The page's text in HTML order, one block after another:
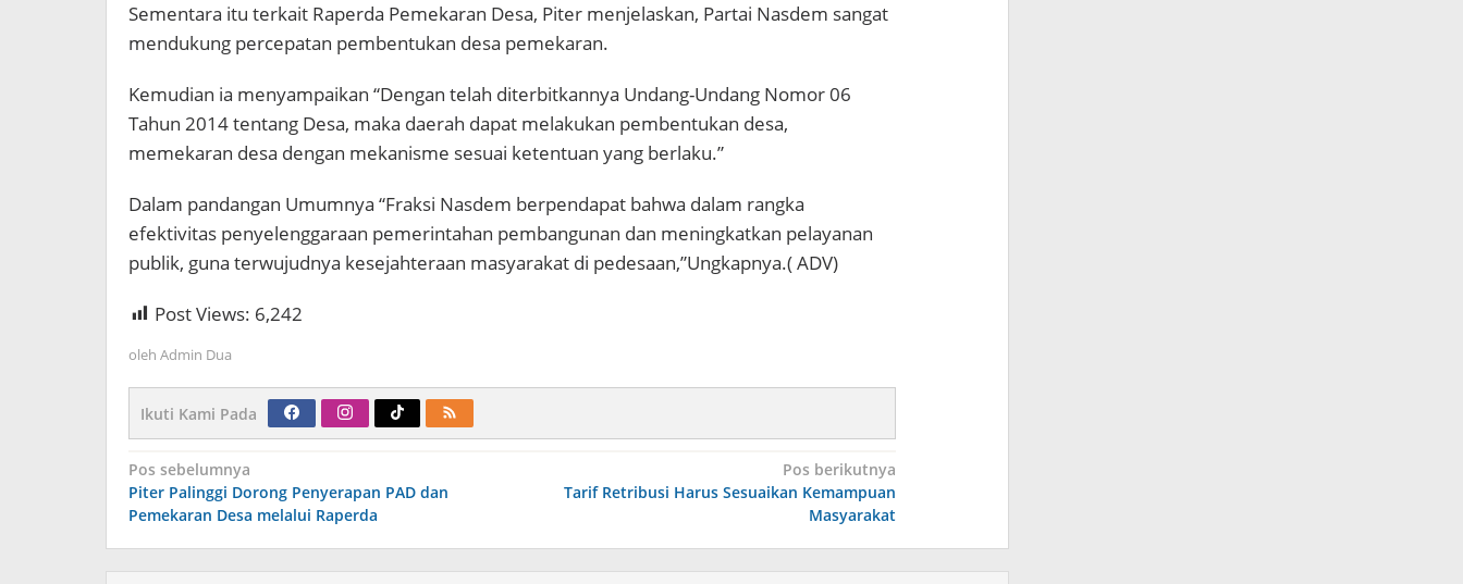
Sementara itu terkait Raperda Pemekaran Desa, Piter menjelaskan, Partai Nasdem sangat
mendukung percepatan pembentukan desa pemekaran.
Kemudian ia menyampaikan “Dengan telah diterbitkannya Undang-Undang Nomor 06
Tahun 2014 tentang Desa, maka daerah dapat melakukan pembentukan desa,
memekaran desa dengan mekanisme sesuai ketentuan yang berlaku.”
Dalam pandangan Umumnya “Fraksi Nasdem berpendapat bahwa dalam rangka
efektivitas penyelenggaraan pemerintahan pembangunan dan meningkatkan pelayanan
publik, guna terwujudnya kesejahteraan masyarakat di pedesaan,”Ungkapnya.( ADV)
Post Views: 6,242
oleh Admin Dua
Ikuti Kami Pada
Navigasi
pos
Pos sebelumnya
Piter Palinggi Dorong Penyerapan PAD dan
Pemekaran Desa melalui Raperda
Pos berikutnya
Tarif Retribusi Harus Sesuaikan Kemampuan
Masyarakat